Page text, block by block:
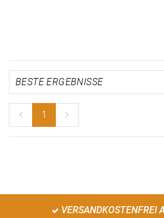
1
VERSANDKOSTENFREI